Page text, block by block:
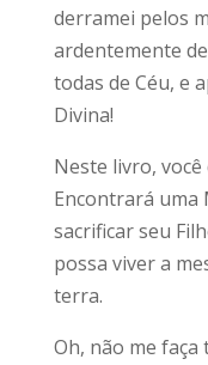
derramei pelos
ardentemente
todas de Céu, e
Divina!
Neste livro,
Encontrará uma
sacrificar seu
possa viver a
terra.
Oh, não me faça